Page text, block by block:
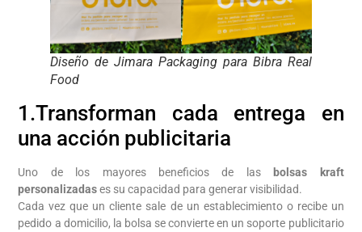
Diseño de Jimara Packaging para Bibra Real
Food
1.Transforman cada entrega en
una acción publicitaria
Uno de los mayores beneficios de lasbolsas kraft
personalizadases su capacidad para generar visibilidad.
Cada vez que un cliente sale de un establecimiento o recibe un
pedido a domicilio, la bolsa se convierte en un soporte publicitario